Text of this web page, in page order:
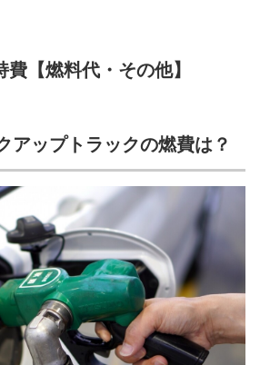
【燃料代・その他】
アップトラックの燃費は？